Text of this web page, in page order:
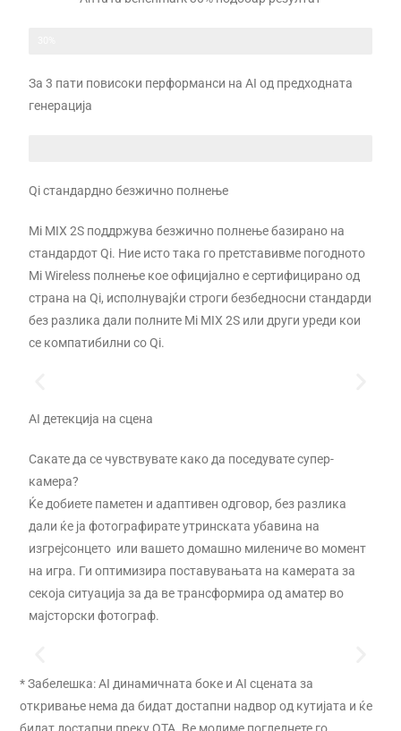
За 3 пати повисоки перформанси на АI од предходната
генерација
Qi стандардно безжично полнење
Mi MIX 2S поддржува безжично полнење базирано на
стандардот Qi. Ние исто така го претставивме погодното
Mi Wireless полнење кое официјално е сертифицирано од
страна на Qi, исполнувајќи строги безбедносни стандарди
без разлика дали полните Mi MIX 2S или други уреди кои
се компатибилни со Qi.
AI детекција на сцена
Сакате да се чувствувате како да поседувате супер-
камера?
Ќе добиете паметен и адаптивен одговор, без разлика
дали ќе ја фотографирате утринската убавина на
изгрејсонцето или вашето домашно милениче во момент
на игра. Ги оптимизира поставувањата на камерата за
секоја ситуација за да ве трансформира од аматер во
мајсторски фотограф.
AI dynamic bokeh
* Забелешка: AI динамичната боке и AI сцената за
откривање нема да бидат достапни надвор од кутијата и ќе